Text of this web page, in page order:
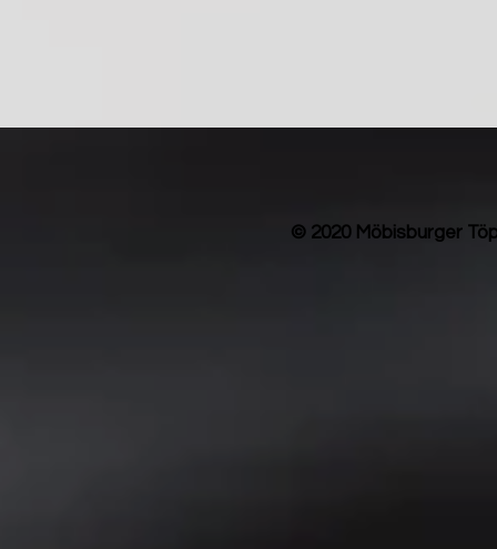
© 2020 Möbisburger